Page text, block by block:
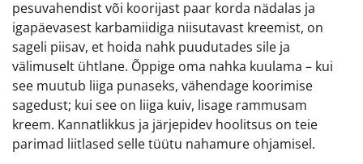
pesuvahendist või koorijast paar korda nädalas ja
igapäevasest karbamiidiga niisutavast kreemist, on
sageli piisav, et hoida nahk puudutades sile ja
välimuselt ühtlane. Õppige oma nahka kuulama – kui
see muutub liiga punaseks, vähendage koorimise
sagedust; kui see on liiga kuiv, lisage rammusam
kreem. Kannatlikkus ja järjepidev hoolitsus on teie
parimad liitlased selle tüütu nahamure ohjamisel.